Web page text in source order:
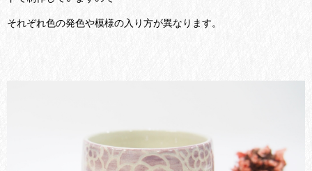
それぞれ色の発色や模様の入り方が異なります。